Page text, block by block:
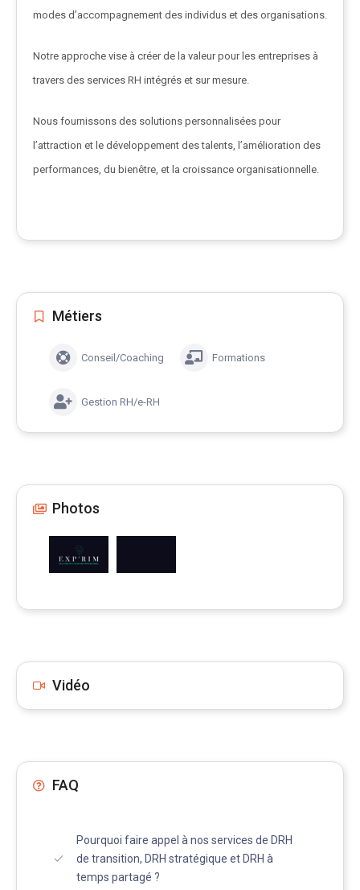
modes d’accompagnement des individus et des organisations.
Notre approche vise à créer de la valeur pour les entreprises à
travers des services RH intégrés et sur mesure.
Nous fournissons des solutions personnalisées pour
l’attraction et le développement des talents, l’amélioration des
performances, du bienêtre, et la croissance organisationnelle.
Métiers
Conseil/Coaching Formations
Gestion RH/e-RH
Photos
Vidéo
FAQ
Pourquoi faire appel à nos services de DRH
de transition, DRH stratégique et DRH à
temps partagé ?